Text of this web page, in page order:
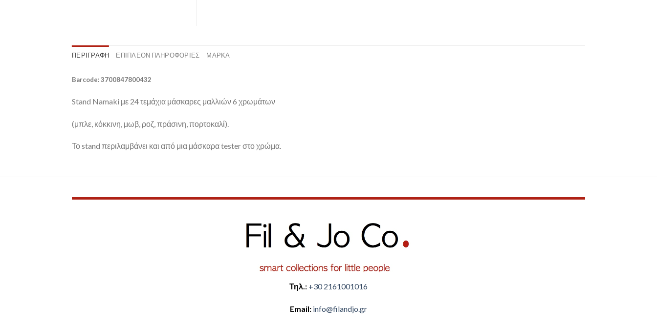
ΠΕΡΙΓΡΑΦΉ ΕΠΙΠΛΈΟΝ ΠΛΗΡΟΦΟΡΊΕΣ ΜΆΡΚΑ
Barcode: 3700847800432
Stand Namaki με 24 τεμάχια μάσκαρες μαλλιών 6 χρωμάτων
(μπλε, κόκκινη, μωβ, ροζ, πράσινη, πορτοκαλί).
Το stand περιλαμβάνει και από μια μάσκαρα tester στο χρώμα.
Τηλ.: +30 2161001016
Email: ​info@filandjo.gr